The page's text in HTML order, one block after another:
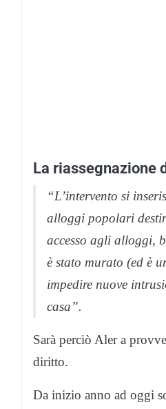
La riassegnazione
“L’intervento si
alloggi popolari
accesso agli alloggi,
è stato murato (ed è
impedire nuove
casa”.
Sarà perciò Aler a
diritto.
Da inizio anno ad oggi